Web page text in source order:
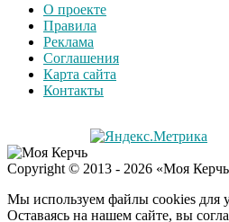
О проекте
Правила
Реклама
Соглашения
Карта сайта
Контакты
Copyright © 2013 - 2026 «Моя
Мы используем файлы cookies для
Оставаясь на нашем сайте, вы